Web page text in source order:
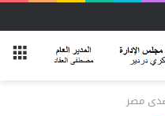
مصر